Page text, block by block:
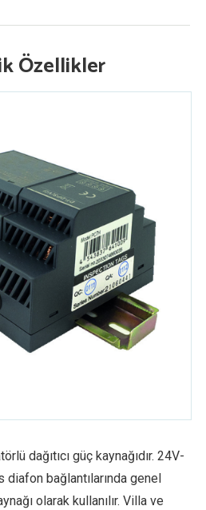
Özellikler
dağıtıcı güç kaynağıdır. 24V-
bağlantılarında genel
olarak kullanılır. Villa ve